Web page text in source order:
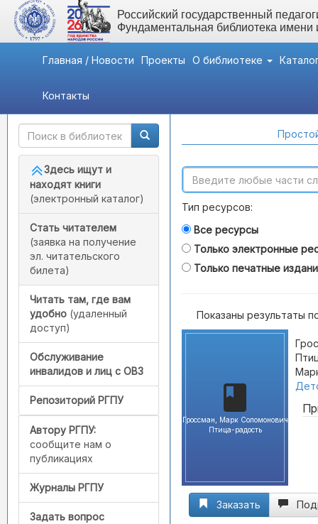
Российский государственный
Фундаментальная библиотека
Главная / Новости Проекты О библиотеке
Контакты
Быстрый доступ
Здесь ищут и
находят книги
(электронный каталог)
Стать читателем
(заявка на получение
эл. читательского
билета)
Читать там, где вам
удобно (удаленный
доступ)
Обслуживание
инвалидов и лиц с ОВЗ
Репозиторий РГПУ
Автору РГПУ:
сообщите нам о
публикациях
Журналы РГПУ
Задать вопрос
Тип ресурсов:
Все ресурсы
Только электронные
Только печатные
Показаны результаты
Гроссман, Марк Соломонович
Птица-радость
Заказать